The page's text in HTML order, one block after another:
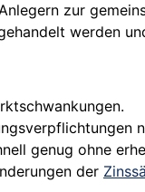
zur
werden
genug ohne
der